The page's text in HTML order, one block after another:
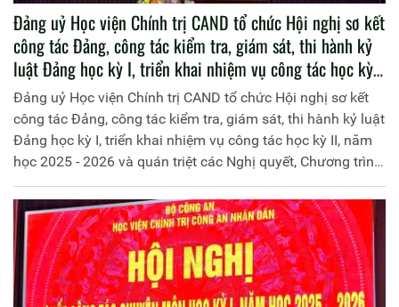
Đảng uỷ Học viện Chính trị CAND tổ chức Hội nghị sơ kết
công tác Đảng, công tác kiểm tra, giám sát, thi hành kỷ
luật Đảng học kỳ I, triển khai nhiệm vụ công tác học kỳ
II, năm học 2025 - 2026 và quán triệt các Nghị quyết,
Chương trình hành động của Đảng ủy Công an Trung
ương
Đảng uỷ Học viện Chính trị CAND tổ chức Hội nghị sơ kết
công tác Đảng, công tác kiểm tra, giám sát, thi hành kỷ luật
Đảng học kỳ I, triển khai nhiệm vụ công tác học kỳ II, năm
học 2025 - 2026 và quán triệt các Nghị quyết, Chương trình
hành động của Đảng ủy Công an Trung ương